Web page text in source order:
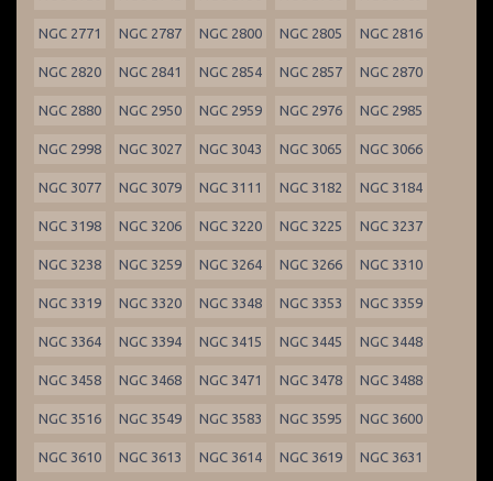
NGC 2771 NGC 2787 NGC 2800 NGC 2805 NGC 2816
NGC 2820 NGC 2841 NGC 2854 NGC 2857 NGC 2870
NGC 2880 NGC 2950 NGC 2959 NGC 2976 NGC 2985
NGC 2998 NGC 3027 NGC 3043 NGC 3065 NGC 3066
NGC 3077 NGC 3079 NGC 3111 NGC 3182 NGC 3184
NGC 3198 NGC 3206 NGC 3220 NGC 3225 NGC 3237
NGC 3238 NGC 3259 NGC 3264 NGC 3266 NGC 3310
NGC 3319 NGC 3320 NGC 3348 NGC 3353 NGC 3359
NGC 3364 NGC 3394 NGC 3415 NGC 3445 NGC 3448
NGC 3458 NGC 3468 NGC 3471 NGC 3478 NGC 3488
NGC 3516 NGC 3549 NGC 3583 NGC 3595 NGC 3600
NGC 3610 NGC 3613 NGC 3614 NGC 3619 NGC 3631